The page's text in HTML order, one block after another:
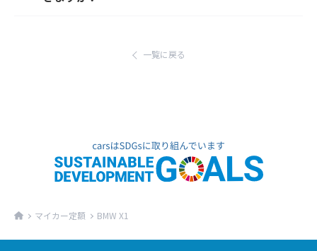
ただし、輸入車リース（新車）の場合、納車場所
一覧に戻る
マイカー定額 BMW X1